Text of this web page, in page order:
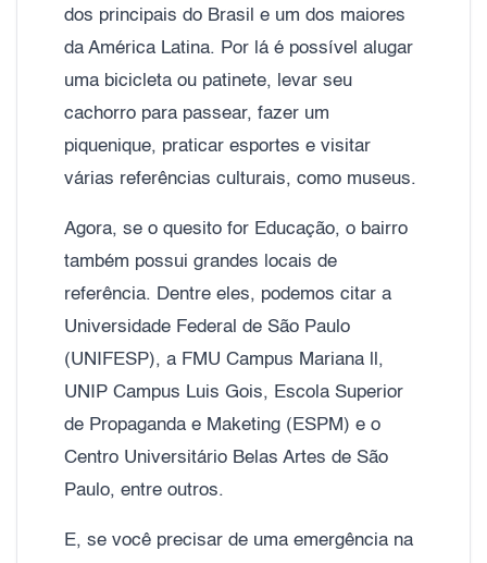
dos principais do Brasil e um dos maiores
da América Latina. Por lá é possível alugar
uma bicicleta ou patinete, levar seu
cachorro para passear, fazer um
piquenique, praticar esportes e visitar
várias referências culturais, como museus.
Agora, se o quesito for Educação, o bairro
também possui grandes locais de
referência. Dentre eles, podemos citar a
Universidade Federal de São Paulo
(UNIFESP), a FMU Campus Mariana ll,
UNIP Campus Luis Gois, Escola Superior
de Propaganda e Maketing (ESPM) e o
Centro Universitário Belas Artes de São
Paulo, entre outros.
E, se você precisar de uma emergência na